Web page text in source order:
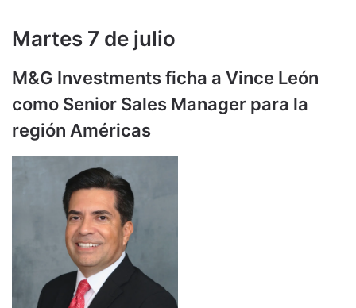
Martes 7 de julio
M&G Investments ficha a Vince León
como Senior Sales Manager para la
región Américas